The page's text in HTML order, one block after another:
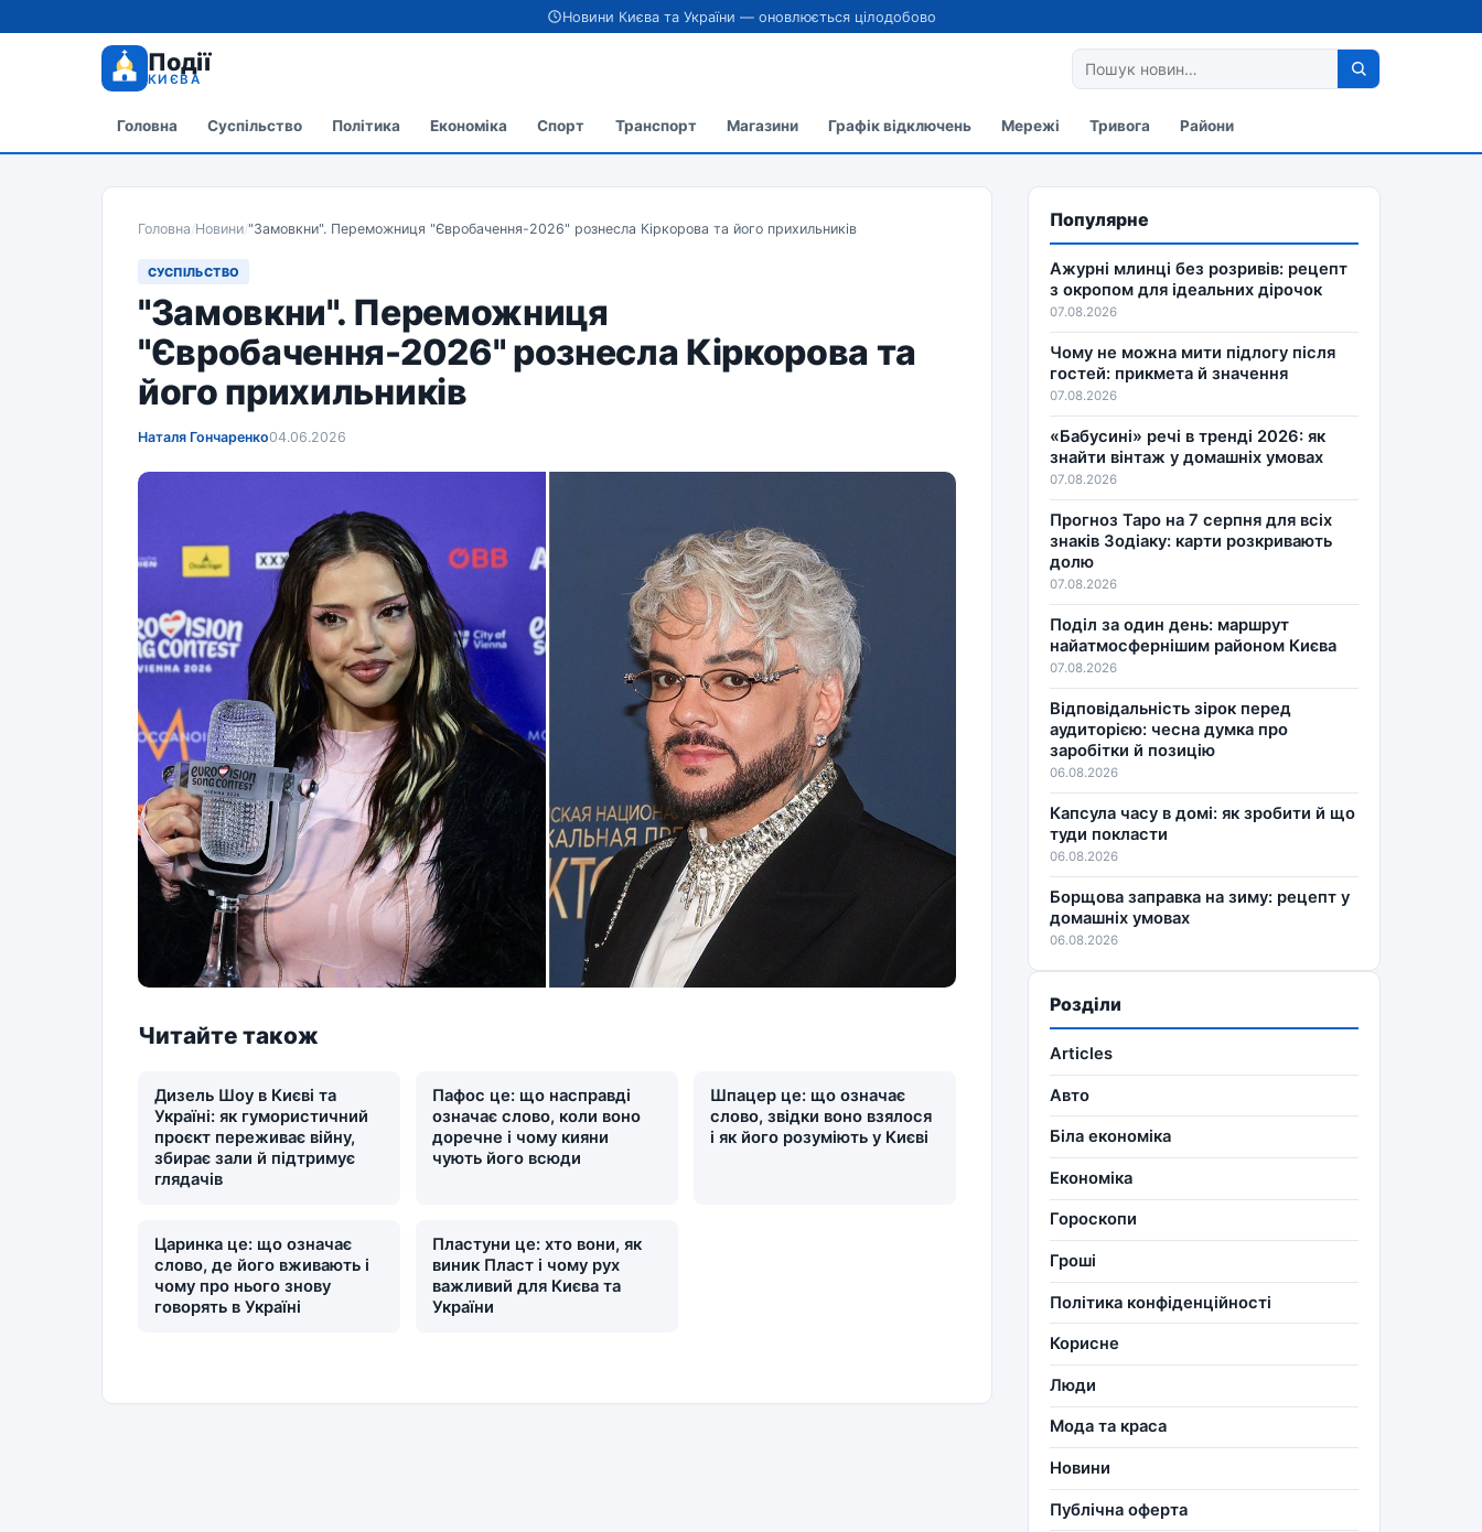
Новини Києва та України — оновлюється цілодобово
Події
КИЄВА
Головна Суспільство Політика Економіка Спорт Транспорт Магазини Графік відключень Мережі Тривога Райони
Головна/Новини/"Замовкни". Переможниця "Євробачення-2026" рознесла Кіркорова та його прихильників
СУСПІЛЬСТВО
"Замовкни". Переможниця
"Євробачення-2026" рознесла Кіркорова та
його прихильників
Наталя Гончаренко04.06.2026
Читайте також
Дизель Шоу в Києві та
Україні: як гумористичний
проєкт переживає війну,
збирає зали й підтримує
глядачів
Пафос це: що насправді
означає слово, коли воно
доречне і чому кияни
чують його всюди
Шпацер це: що означає
слово, звідки воно взялося
і як його розуміють у Києві
Царинка це: що означає
слово, де його вживають і
чому про нього знову
говорять в Україні
Пластуни це: хто вони, як
виник Пласт і чому рух
важливий для Києва та
України
Популярне
Ажурні млинці без розривів: рецепт
з окропом для ідеальних дірочок
07.08.2026
Чому не можна мити підлогу після
гостей: прикмета й значення
07.08.2026
«Бабусині» речі в тренді 2026: як
знайти вінтаж у домашніх умовах
07.08.2026
Прогноз Таро на 7 серпня для всіх
знаків Зодіаку: карти розкривають
долю
07.08.2026
Поділ за один день: маршрут
найатмосфернішим районом Києва
07.08.2026
Відповідальність зірок перед
аудиторією: чесна думка про
заробітки й позицію
06.08.2026
Капсула часу в домі: як зробити й що
туди покласти
06.08.2026
Борщова заправка на зиму: рецепт у
домашніх умовах
06.08.2026
Розділи
Articles
Авто
Біла економіка
Економіка
Гороскопи
Гроші
Політика конфіденційності
Корисне
Люди
Мода та краса
Новини
Публічна оферта